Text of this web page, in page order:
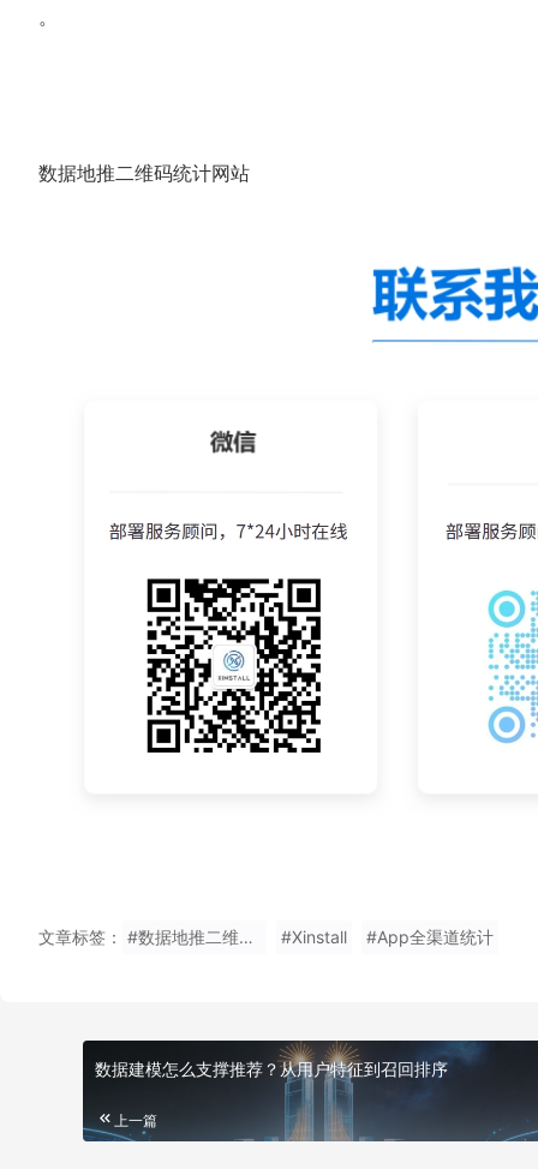
。
数据地推二维码统计网站
文章标签： #数据地推二维码统计网站 #Xinstall #App全渠道统计
数据建模怎么支撑推荐？从用户特征到召回排序
上一篇